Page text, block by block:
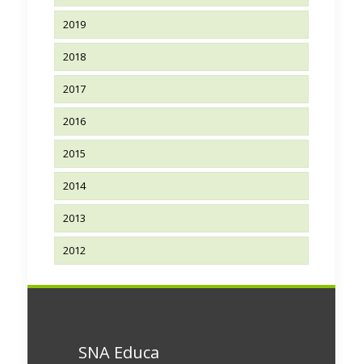
2019
2018
2017
2016
2015
2014
2013
2012
SNA Educa